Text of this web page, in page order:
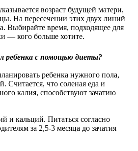
возраст будущей матери,
На пересечении этих двух линий
Выбирайте время, подходящее для
— кого больше хотите.
ребенка с помощью диеты?
ребенка нужного пола,
Считается, что соленая еда и
калия, способствуют зачатию
и кальций. Питаться согласно
за 2,5-3 месяца до зачатия